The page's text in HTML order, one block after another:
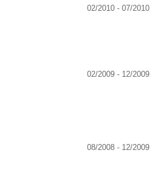
02/2010 - 07/2010
02/2009 - 12/2009
08/2008 - 12/2009